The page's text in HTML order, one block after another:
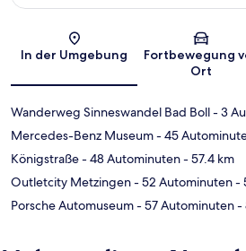
Karte
In der Umgebung
Fortbewegung
Ort
Wanderweg Sinneswandel Bad Boll- 3
Mercedes-Benz Museum- 45
Königstraße- 48 Autominuten- 57.4 km
Outletcity Metzingen- 52 Autominuten-
Porsche Automuseum- 57 Autominuten-